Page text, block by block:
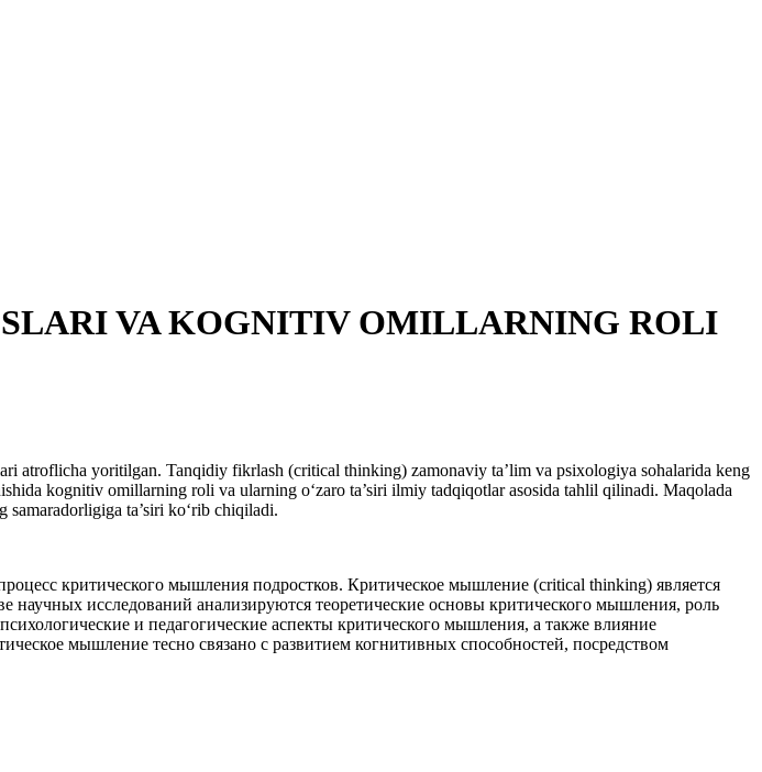
VA KOGNITIV OMILLARNING ROLI
atroflicha yoritilgan. Tanqidiy fikrlash (critical thinking) zamonaviy ta’lim va psixologiya sohalarida keng
kognitiv omillarning roli va ularning o‘zaro ta’siri ilmiy tadqiqotlar asosida tahlil qilinadi. Maqolada
ta’siri ko‘rib chiqiladi.
критического мышления подростков. Критическое мышление (critical thinking) является
исследований анализируются теоретические основы критического мышления, роль
и педагогические аспекты критического мышления, а также влияние
мышление тесно связано с развитием когнитивных способностей, посредством